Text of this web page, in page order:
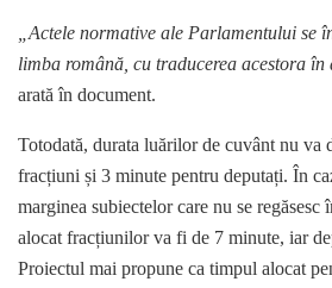
„Actele normative ale Parlamentului se
limba română, cu traducerea acestora
arată în document.
Totodată, durata luărilor de cuvânt nu va
fracțiuni și 3 minute pentru deputați. În
marginea subiectelor care nu se
alocat fracțiunilor va fi de 7 minute, iar
Proiectul mai propune ca timpul alocat